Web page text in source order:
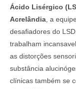
Ácido Lisérgico
Acrelândia , a
desafiadores do
trabalham
as distorções
substância
clínicas também se